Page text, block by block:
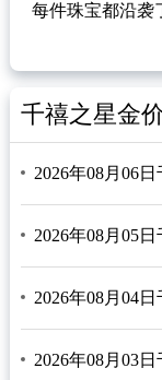
每件珠宝都沿袭
千禧之星金
2026年08月06
2026年08月05
2026年08月04
2026年08月03